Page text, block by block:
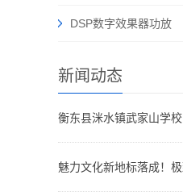
DSP数字效果器功放
新闻动态
衡东县洣水镇武家山学校